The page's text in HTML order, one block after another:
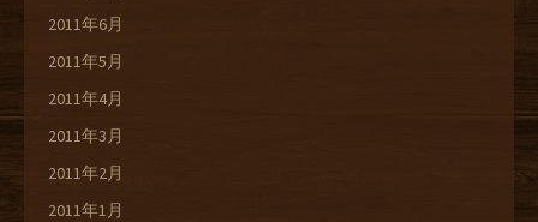
2011年6月
2011年5月
2011年4月
2011年3月
2011年2月
2011年1月